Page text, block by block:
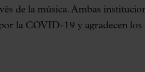
de la música. Ambas
la COVID-19 y agradecen los